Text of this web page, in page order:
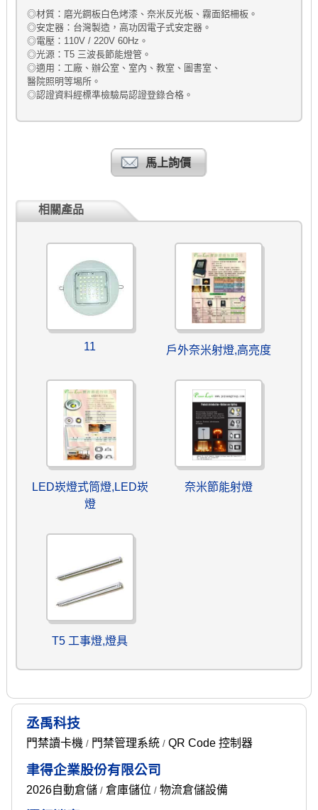
◎材質：磨光鋼板白色烤漆、奈米反光板、霧面鋁柵板。
◎安定器：台灣製造，高功因電子式安定器。
◎電壓：110V / 220V 60Hz。
◎光源：T5 三波長節能燈管。
◎適用：工廠、辦公室、室內、教室、圖書室、
醫院照明等埸所。
◎認證資料經標準檢驗局認證登錄合格。
馬上詢價
相關產品
11 戶外奈米射燈,高亮度
LED崁燈式筒燈,LED崁
燈
奈米節能射燈
T5 工事燈,燈具
丞禹科技
門禁讀卡機/ 門禁管理系統/ QR Code 控制器
聿得企業股份有限公司
2026自動倉儲/ 倉庫儲位 / 物流倉儲設備